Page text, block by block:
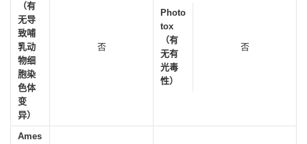
（有
无导
致哺
乳动
物细
胞染
色体
变
异）
否
Photo
tox
（有
无有
光毒
性）
否
Ames